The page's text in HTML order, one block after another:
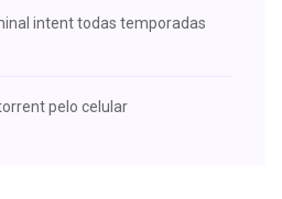
intent todas temporadas
pelo celular